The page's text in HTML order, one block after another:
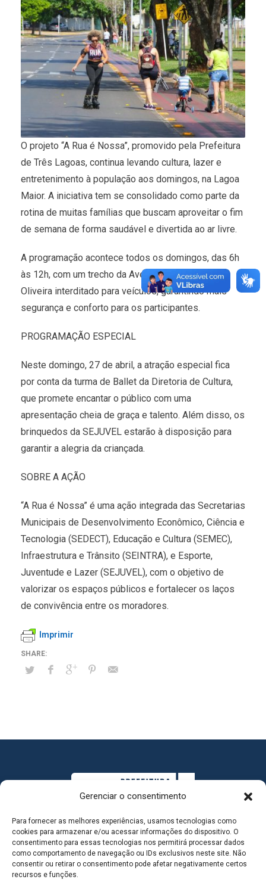
Gerenciar o consentimento
Para fornecer as melhores experiências, usamos tecnologias como
cookies para armazenar e/ou acessar informações do dispositivo. O
consentimento para essas tecnologias nos permitirá processar dados
como comportamento de navegação ou IDs exclusivos neste site. Não
consentir ou retirar o consentimento pode afetar negativamente certos
recursos e funções.
O projeto “A Rua é Nossa”, promovido pela Prefeitura
de Três Lagoas, continua levando cultura, lazer e
entretenimento à população aos domingos, na Lagoa
Maior. A iniciativa tem se consolidado como parte da
rotina de muitas famílias que buscam aproveitar o fim
de semana de forma saudável e divertida ao ar livre.
A programação acontece todos os domingos, das 6h
às 12h, com um trecho da Avenida Aldair Rosa de
Oliveira interditado para veículos, garantindo mais
segurança e conforto para os participantes.
PROGRAMAÇÃO ESPECIAL
Neste domingo, 27 de abril, a atração especial fica
por conta da turma de Ballet da Diretoria de Cultura,
que promete encantar o público com uma
apresentação cheia de graça e talento. Além disso, os
brinquedos da SEJUVEL estarão à disposição para
garantir a alegria da criançada.
SOBRE A AÇÃO
“A Rua é Nossa” é uma ação integrada das Secretarias
Municipais de Desenvolvimento Econômico, Ciência e
Tecnologia (SEDECT), Educação e Cultura (SEMEC),
Infraestrutura e Trânsito (SEINTRA), e Esporte,
Juventude e Lazer (SEJUVEL), com o objetivo de
valorizar os espaços públicos e fortalecer os laços
de convivência entre os moradores.
Imprimir
MAPA DO SITE